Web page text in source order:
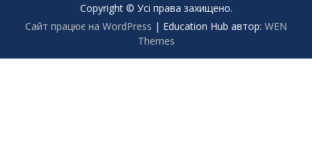
Copyright © Усі права захищено.
Сайт працює на WordPress | Education Hub автор: WEN
Themes